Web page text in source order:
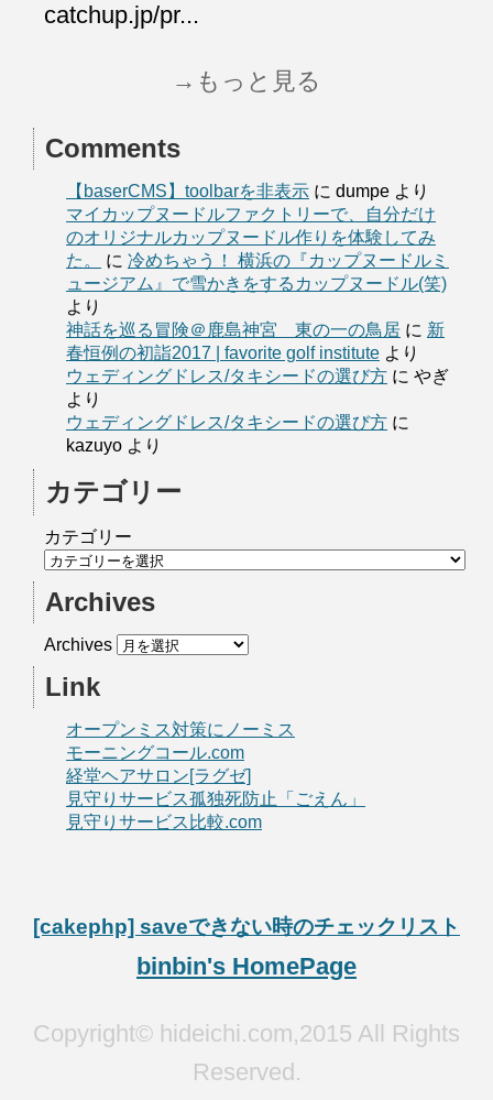
catchup.jp/pr...
→もっと見る
Comments
【baserCMS】toolbarを非表示 に dumpe より
マイカップヌードルファクトリーで、自分だけ
のオリジナルカップヌードル作りを体験してみ
た。
に 冷めちゃう！ 横浜の『カップヌードルミ
ュージアム』で雪かきをするカップヌードル(笑)
より
神話を巡る冒険＠鹿島神宮 東の一の鳥居 に 新
春恒例の初詣2017 | favorite golf institute より
ウェディングドレス/タキシードの選び方 に やぎ
より
ウェディングドレス/タキシードの選び方 に
kazuyo より
カテゴリー
カテゴリー
Archives
Archives
Link
オープンミス対策にノーミス
モーニングコール.com
経堂ヘアサロン[ラグゼ]
見守りサービス孤独死防止「ごえん」
見守りサービス比較.com
[cakephp] saveできない時のチェックリスト
binbin's HomePage
Copyright© hideichi.com,2015 All Rights
Reserved.